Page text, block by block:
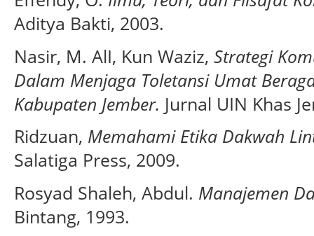
Aditya Bakti, 2003.
Nasir, M. AlI, Kun Waziz, Strategi
Dalam Menjaga Toletansi Umat
Kabupaten Jember. Jurnal UIN Khas
Ridzuan, Memahami Etika Dakwah
Salatiga Press, 2009.
Rosyad Shaleh, Abdul. Manajemen
Bintang, 1993.